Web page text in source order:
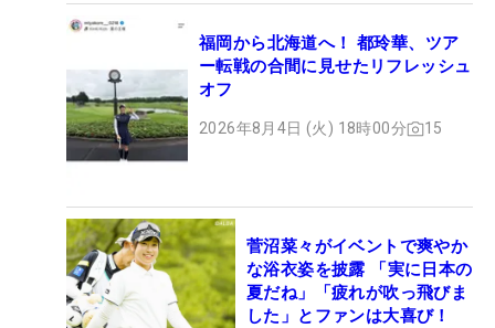
福岡から北海道へ！ 都玲華、ツア
ー転戦の合間に見せたリフレッシュ
オフ
2026年8月4日 (火) 18時00分 15
菅沼菜々がイベントで爽やか
な浴衣姿を披露 「実に日本の
夏だね」「疲れが吹っ飛びま
した」とファンは大喜び！